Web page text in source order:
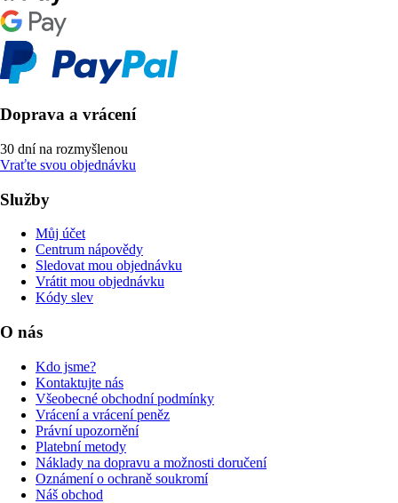
Doprava a vrácení
30 dní na rozmyšlenou
Vraťte svou objednávku
Služby
Můj účet
Centrum nápovědy
Sledovat mou objednávku
Vrátit mou objednávku
Kódy slev
O nás
Kdo jsme?
Kontaktujte nás
Všeobecné obchodní podmínky
Vrácení a vrácení peněz
Právní upozornění
Platební metody
Náklady na dopravu a možnosti doručení
Oznámení o ochraně soukromí
Náš obchod